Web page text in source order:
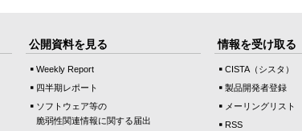
公開資料を見る
Weekly Report
四半期レポート
ソフトウェア等の
脆弱性関連情報に関する届出
情報を受け取る
CISTA（シスタ）
製品開発者登録
メーリングリスト
RSS